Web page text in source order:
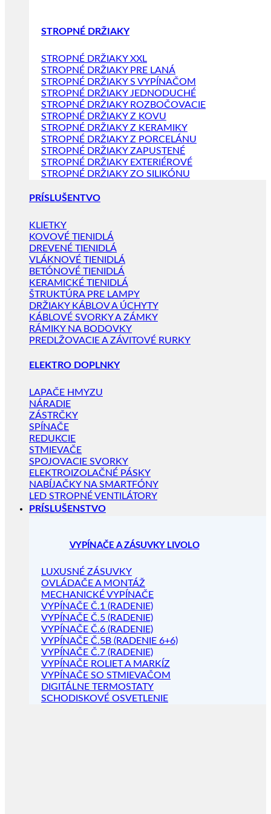
STROPNÉ DRŽIAKY
STROPNÉ DRŽIAKY XXL
STROPNÉ DRŽIAKY PRE LANÁ
STROPNÉ DRŽIAKY S VYPÍNAČOM
STROPNÉ DRŽIAKY JEDNODUCHÉ
STROPNÉ DRŽIAKY ROZBOČOVACIE
STROPNÉ DRŽIAKY Z KOVU
STROPNÉ DRŽIAKY Z KERAMIKY
STROPNÉ DRŽIAKY Z PORCELÁNU
STROPNÉ DRŽIAKY ZAPUSTENÉ
STROPNÉ DRŽIAKY EXTERIÉROVÉ
STROPNÉ DRŽIAKY ZO SILIKÓNU
PRÍSLUŠENTVO
KLIETKY
KOVOVÉ TIENIDLÁ
DREVENÉ TIENIDLÁ
VLÁKNOVÉ TIENIDLÁ
BETÓNOVÉ TIENIDLÁ
KERAMICKÉ TIENIDLÁ
ŠTRUKTÚRA PRE LAMPY
DRŽIAKY KÁBLOV A ÚCHYTY
KÁBLOVÉ SVORKY A ZÁMKY
RÁMIKY NA BODOVKY
PREDLŽOVACIE A ZÁVITOVÉ RURKY
ELEKTRO DOPLNKY
LAPAČE HMYZU
NÁRADIE
ZÁSTRČKY
SPÍNAČE
REDUKCIE
STMIEVAČE
SPOJOVACIE SVORKY
ELEKTROIZOLAČNÉ PÁSKY
NABÍJAČKY NA SMARTFÓNY
LED STROPNÉ VENTILÁTORY
PRÍSLUŠENSTVO
VYPÍNAČE A ZÁSUVKY LIVOLO
LUXUSNÉ ZÁSUVKY
OVLÁDAČE A MONTÁŽ
MECHANICKÉ VYPÍNAČE
VYPÍNAČE Č.1 (RADENIE)
VYPÍNAČE Č.5 (RADENIE)
VYPÍNAČE Č.6 (RADENIE)
VYPÍNAČE Č.5B (RADENIE 6+6)
VYPÍNAČE Č.7 (RADENIE)
VYPÍNAČE ROLIET A MARKÍZ
VYPÍNAČE SO STMIEVAČOM
DIGITÁLNE TERMOSTATY
SCHODISKOVÉ OSVETLENIE